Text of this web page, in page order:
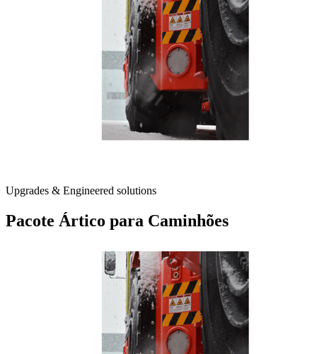
Upgrades & Engineered solutions
Pacote Ártico para Caminhões